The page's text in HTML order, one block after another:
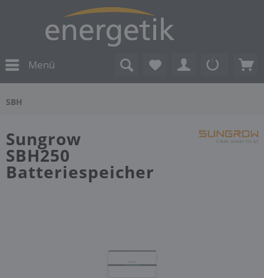
Menü
SBH
Sungrow
SBH250
Batteriespeicher